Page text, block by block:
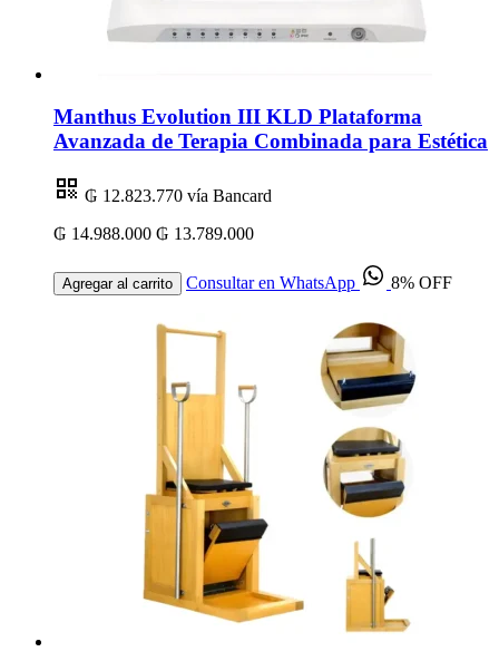
Manthus Evolution III KLD Plataforma
Avanzada de Terapia Combinada para Estética
₲ 12.823.770 vía Bancard
₲ 14.988.000 ₲ 13.789.000
Agregar al carrito Consultar en WhatsApp 8% OFF